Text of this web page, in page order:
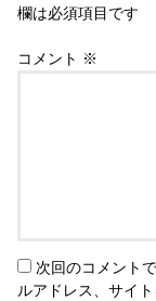
欄は必須項目です
コメント ※
次回のコメント
ルアドレス、サイト